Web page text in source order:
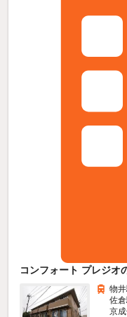
コンフォート プレジオ
物
佐
京